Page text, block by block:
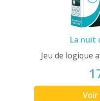
La nuit
Jeu de logique